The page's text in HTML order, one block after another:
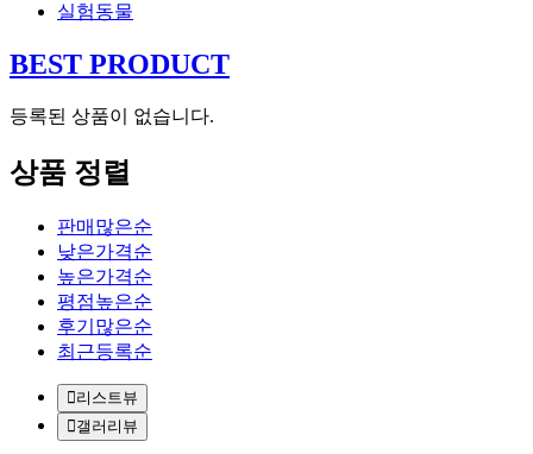
실험동물
BEST PRODUCT
등록된 상품이 없습니다.
상품 정렬
판매많은순
낮은가격순
높은가격순
평점높은순
후기많은순
최근등록순
리스트뷰
갤러리뷰